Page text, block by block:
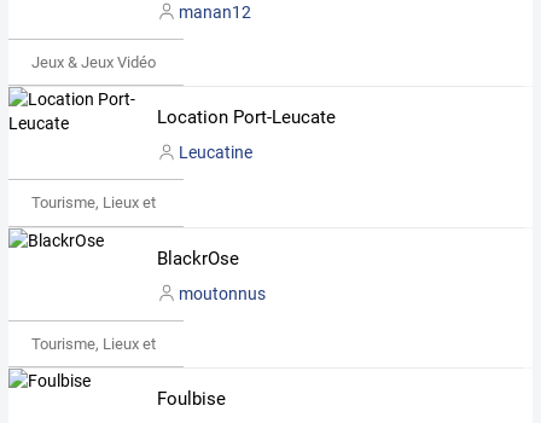
manan12
Jeux & Jeux Vidéo
Location Port-Leucate
Leucatine
Tourisme, Lieux et Événements
BlackrOse
moutonnus
Tourisme, Lieux et Événements
Foulbise